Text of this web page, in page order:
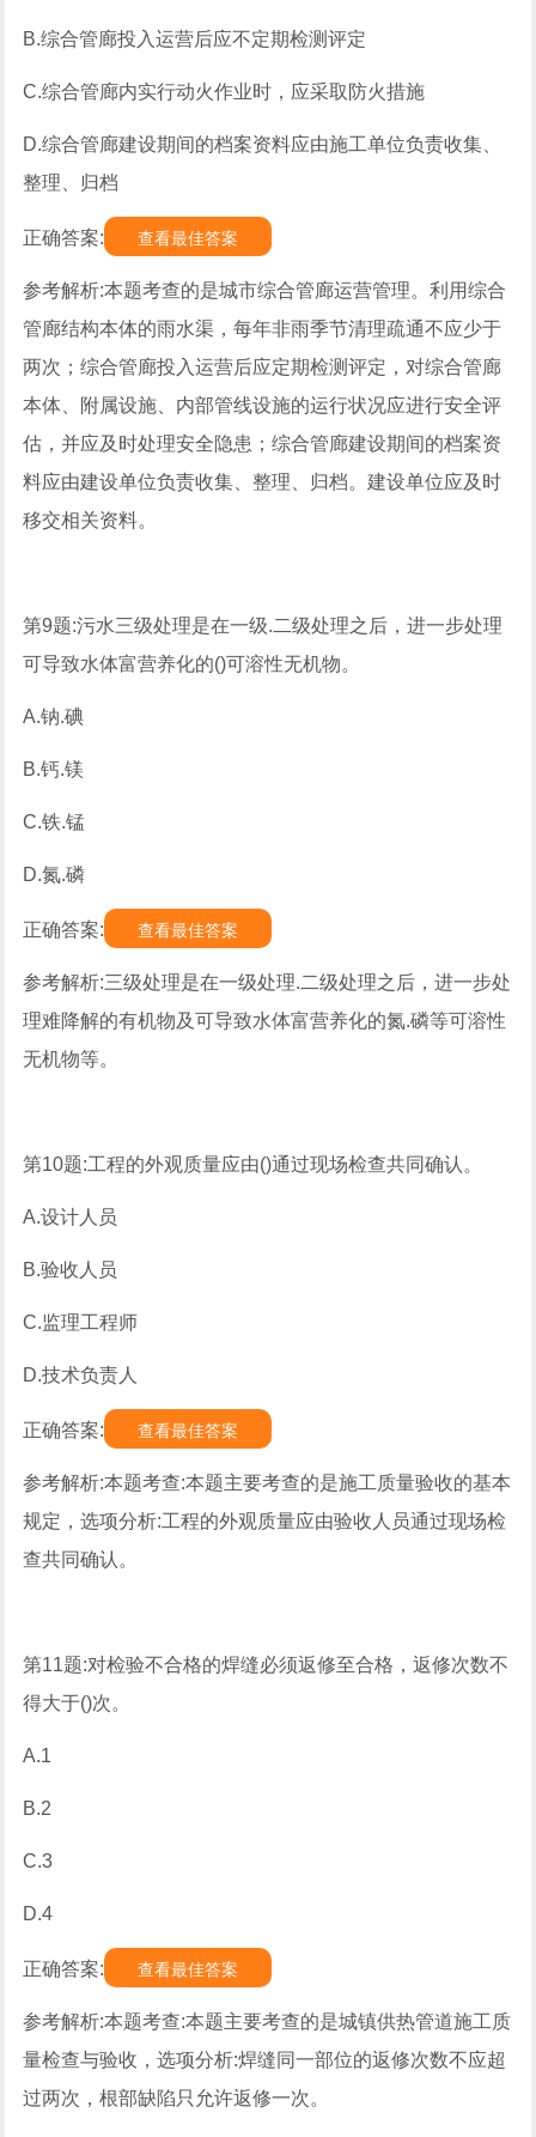
B.综合管廊投入运营后应不定期检测评定
C.综合管廊内实行动火作业时，应采取防火措施
D.综合管廊建设期间的档案资料应由施工单位负责收集、
整理、归档
正确答案: 查看最佳答案
参考解析:本题考查的是城市综合管廊运营管理。利用综合
管廊结构本体的雨水渠，每年非雨季节清理疏通不应少于
两次；综合管廊投入运营后应定期检测评定，对综合管廊
本体、附属设施、内部管线设施的运行状况应进行安全评
估，并应及时处理安全隐患；综合管廊建设期间的档案资
料应由建设单位负责收集、整理、归档。建设单位应及时
移交相关资料。
第9题:污水三级处理是在一级.二级处理之后，进一步处理
可导致水体富营养化的()可溶性无机物。
A.钠.碘
B.钙.镁
C.铁.锰
D.氮.磷
正确答案: 查看最佳答案
参考解析:三级处理是在一级处理.二级处理之后，进一步处
理难降解的有机物及可导致水体富营养化的氮.磷等可溶性
无机物等。
第10题:工程的外观质量应由()通过现场检查共同确认。
A.设计人员
B.验收人员
C.监理工程师
D.技术负责人
正确答案: 查看最佳答案
参考解析:本题考查:本题主要考查的是施工质量验收的基本
规定，选项分析:工程的外观质量应由验收人员通过现场检
查共同确认。
第11题:对检验不合格的焊缝必须返修至合格，返修次数不
得大于()次。
A.1
B.2
C.3
D.4
正确答案: 查看最佳答案
参考解析:本题考查:本题主要考查的是城镇供热管道施工质
量检查与验收，选项分析:焊缝同一部位的返修次数不应超
过两次，根部缺陷只允许返修一次。